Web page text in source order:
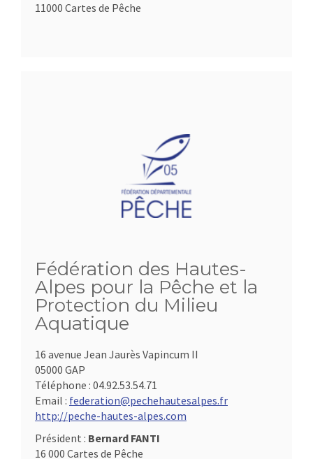
11000 Cartes de Pêche
Fédération des Hautes-
Alpes pour la Pêche et la
Protection du Milieu
Aquatique
16 avenue Jean Jaurès Vapincum II
05000 GAP
Téléphone : 04.92.53.54.71
Email : federation@pechehautesalpes.fr
http://peche-hautes-alpes.com
Président : Bernard FANTI
16 000 Cartes de Pêche